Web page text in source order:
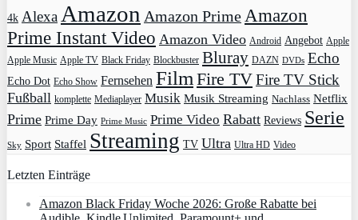
4k AlexaAmazon Amazon PrimeAmazon
Prime Instant Video Amazon Video Android Angebot Apple
Apple Music Apple TV Black Friday Blockbuster Bluray DAZN DVDs Echo
Echo Dot Echo Show Fernsehen FilmFire TVFire TV Stick
Fußball komplette Mediaplayer Musik Musik Streaming Nachlass Netflix
Prime Prime Day Prime Music Prime Video Rabatt Reviews Serie
Sky Sport Staffel Streaming TV Ultra Ultra HD Video
Letzten Einträge
Amazon Black Friday Woche 2026: Große Rabatte bei